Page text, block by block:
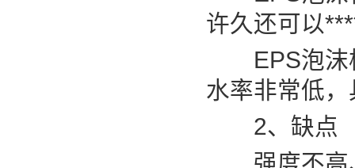
许久还可以
EPS泡沫板
水率非常低
2、缺点